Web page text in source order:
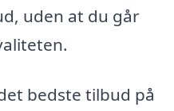
uden at du går
bedste tilbud på